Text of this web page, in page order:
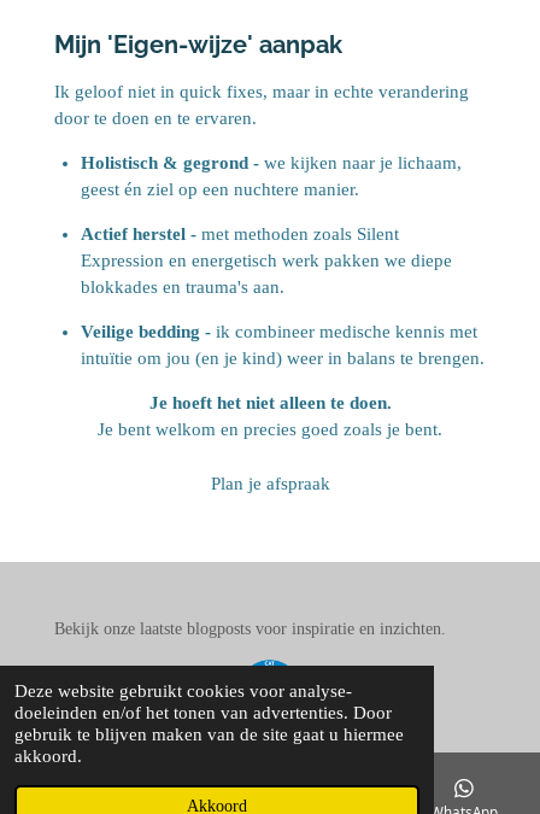
Deze website gebruikt cookies voor analyse-
doeleinden en/of het tonen van advertenties. Door
gebruik te blijven maken van de site gaat u hiermee
akkoord.
Akkoord
Mijn 'Eigen-wijze' aanpak
Ik geloof niet in quick fixes, maar in echte verandering
door te doen en te ervaren.
Holistisch & gegrond - we kijken naar je lichaam,
geest én ziel op een nuchtere manier.
Actief herstel - met methoden zoals Silent
Expression en energetisch werk pakken we diepe
blokkades en trauma's aan.
Veilige bedding - ik combineer medische kennis met
intuïtie om jou (en je kind) weer in balans te brengen.
Je hoeft het niet alleen te doen.
Je bent welkom en precies goed zoals je bent.
Plan je afspraak
Bekijk onze laatste blogposts voor inspiratie en inzichten.
Ellen Bregten - 0620689570